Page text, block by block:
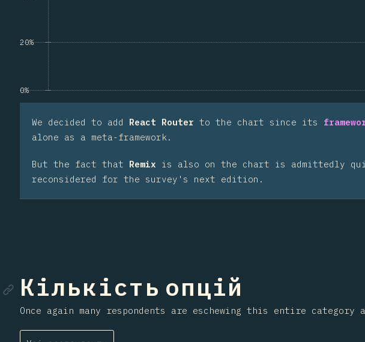
0%
20%
We decided to add React Router to the chart since its
alone as a meta-framework.
But the fact that Remix is also on the chart is admittedly
reconsidered for the survey's next edition.
Посилання на секцію
Кількість опцій
Once again many respondents are eschewing this entire category